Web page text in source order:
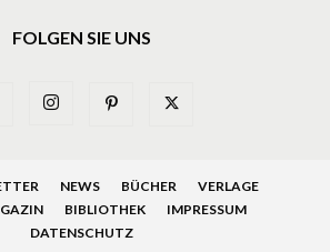
FOLGEN SIE UNS
NEWS BÜCHER
VERLAGE
BIBLIOTHEK
IMPRESSUM
DATENSCHUTZ